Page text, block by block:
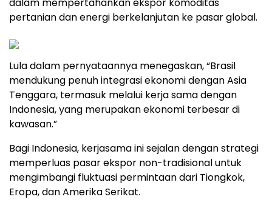
pertanian dan energi berkelanjutan ke pasar global.
Lula dalam pernyataannya menegaskan, “Brasil
mendukung penuh integrasi ekonomi dengan Asia
Tenggara, termasuk melalui kerja sama dengan
Indonesia, yang merupakan ekonomi terbesar di
kawasan.”
Bagi Indonesia, kerjasama ini sejalan dengan strategi
memperluas pasar ekspor non-tradisional untuk
mengimbangi fluktuasi permintaan dari Tiongkok,
Eropa, dan Amerika Serikat.